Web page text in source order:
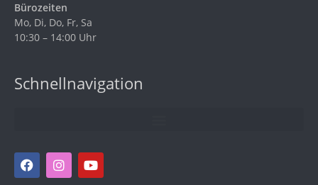
Bürozeiten
Mo, Di, Do, Fr, Sa
10:30 – 14:00 Uhr
Schnellnavigation